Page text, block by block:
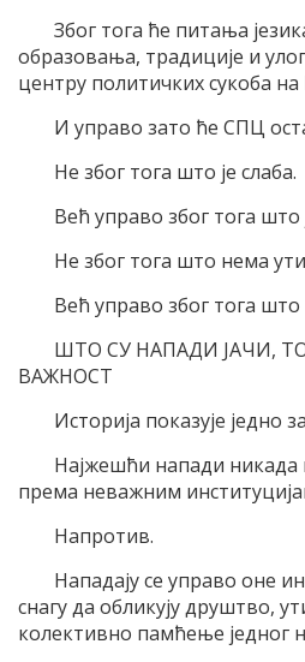
Због тога ће питања
образовања, традиције и
центру политичких сукоба на
И управо зато ће СПЦ
Не због тога што је слаба.
Већ управо због тога што
Не због тога што нема
Већ управо због тога што
ШТО СУ НАПАДИ ЈАЧИ,
ВАЖНОСТ
Историја показује једно
Најжешћи напади никада
према неважним
Напротив.
Нападају се управо оне
снагу да обликују друштво,
колективно памћење једног